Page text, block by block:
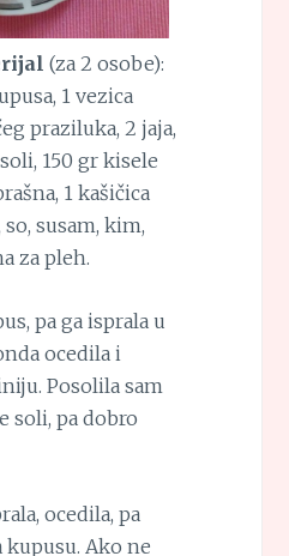
(za 2 osobe):
1 vezica
praziluka, 2 jaja,
150 gr kisele
1 kašičica
susam, kim,
za pleh.
pa ga isprala u
ocedila i
Posolila sam
soli, pa dobro
ocedila, pa
kupusu. Ako ne